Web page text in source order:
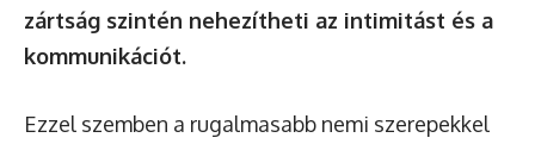
zártság szintén nehezítheti az intimitást és a
kommunikációt.
Ezzel szemben a rugalmasabb nemi szerepekkel